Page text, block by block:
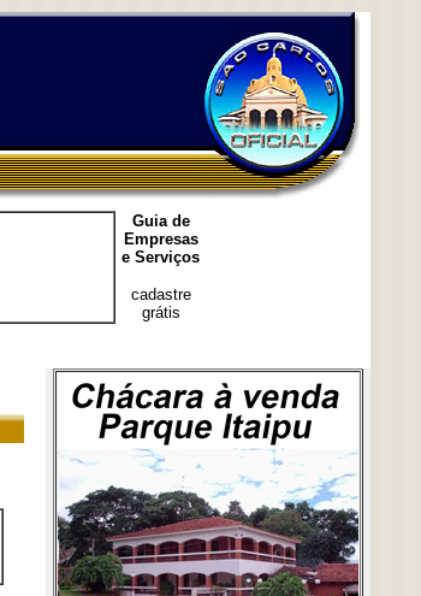
Guia de
Empresas
e Serviços
cadastre
grátis